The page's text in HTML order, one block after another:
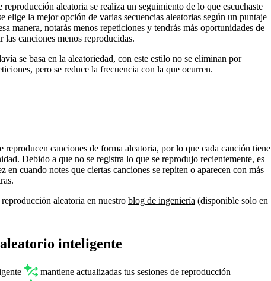
reproducción aleatoria se realiza un seguimiento de lo que escuchaste
elige la mejor opción de varias secuencias aleatorias según un puntaje
manera, notarás menos repeticiones y tendrás más oportunidades de
las canciones menos reproducidas.
se basa en la aleatoriedad, con este estilo no se eliminan por
pero se reduce la frecuencia con la que ocurren.
reproducen canciones de forma aleatoria, por lo que cada canción tiene
Debido a que no se registra lo que se reprodujo recientemente, es
en cuando notes que ciertas canciones se repiten o aparecen con más
aleatoria en nuestro blog de ingeniería (disponible solo en
inteligente
mantiene actualizadas tus sesiones de reproducción